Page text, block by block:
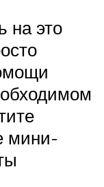
на это
мини-